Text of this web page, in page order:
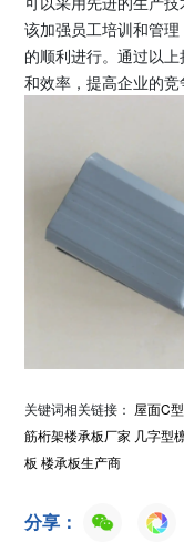
该加强员工培训和管
的顺利进行。通过以
和效率，提高企业的竞
关键词相关链接： 屋面C
筋桁架楼承板厂家 几字型
板 楼承板生产商
分享：